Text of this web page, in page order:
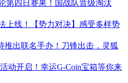
第四日赛果！国战队晋级淘汰
上线！【势力对决】感受多样势
推出联名手办！刀锋出击，灵狐
动开启！幸运G-Coin宝箱等你来